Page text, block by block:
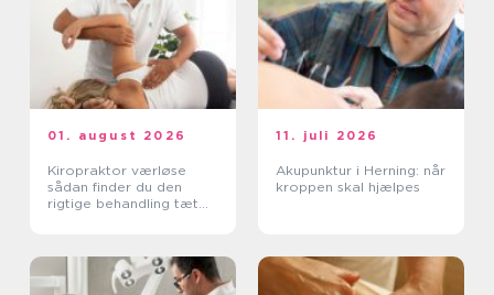
01. august 2026
Kiropraktor værløse
sådan finder du den
rigtige behandling tæt
11. juli 2026
Akupunktur i Herning: når
kroppen skal hjælpes